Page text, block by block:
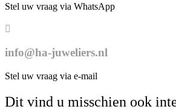
Stel uw vraag via WhatsApp
info@ha-juweliers.nl
Stel uw vraag via e-mail
Dit vind u misschien ook